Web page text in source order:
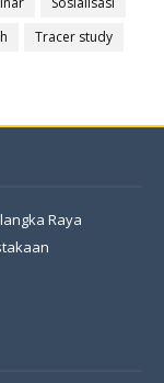
Tracer study
Raya